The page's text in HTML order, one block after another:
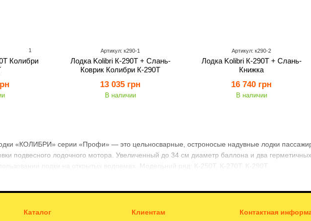
«КОЛИБРИ» серии «Профи» — это цельносварные, остроносые надувные лодки
подвесного лодочного мотора. Увеличенный до 34 см диаметр баллона и два
лодки на открытых водоемах. Модельний ряд: К-250Т, К-270Т, К-290Т.
1
Колибри
Артикул: к290-1
Лодка Kolibri К-290Т + Слань-
Коврик Колибри К-290Т
13 035 грн
В наличии
Артикул: к290-2
Лодка Kolibri К-290Т + Слань-
Книжка
16 740 грн
В наличии
Каталог Клиентам Контактная